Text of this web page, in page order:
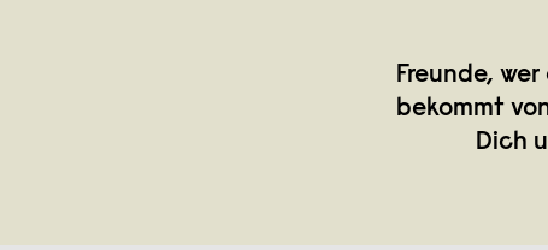
Freunde,
bekommt
Dich